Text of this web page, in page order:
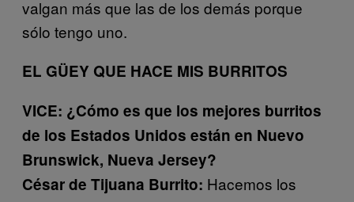
valgan más que las de los demás porque
sólo tengo uno.
EL GÜEY QUE HACE MIS BURRITOS
VICE: ¿Cómo es que los mejores burritos
de los Estados Unidos están en Nuevo
Brunswick, Nueva Jersey?
César de Tijuana Burrito: Hacemos los